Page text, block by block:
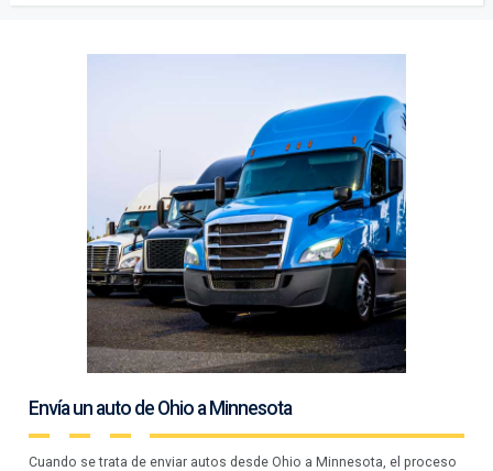
Envía un auto de Ohio a Minnesota
Cuando se trata de enviar autos desde Ohio a Minnesota, el proceso